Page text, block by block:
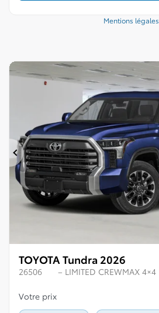
Mentions légales
Précédent
TOYOTA Tundra 2026
26506 – LIMITED CREWMAX 4×4
Votre prix